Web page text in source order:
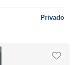
Privado